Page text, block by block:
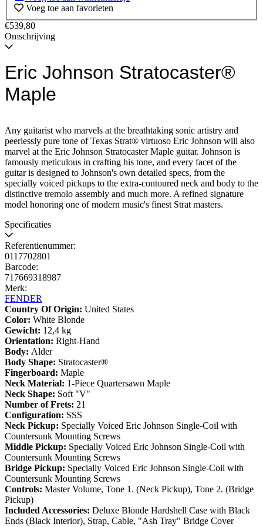
Voeg toe aan favorieten
€539,80
Omschrijving
Eric Johnson Stratocaster®
Maple
Any guitarist who marvels at the breathtaking sonic artistry and
peerlessly pure tone of Texas Strat® virtuoso Eric Johnson will also
marvel at the Eric Johnson Stratocaster Maple guitar. Johnson is
famously meticulous in crafting his tone, and every facet of the
guitar is designed to Johnson's own detailed specs, from the
specially voiced pickups to the extra-contoured neck and body to the
distinctive tremolo assembly and much more. A refined signature
model honoring one of modern music's finest Strat masters.
Specificaties
Referentienummer:
0117702801
Barcode:
717669318987
Merk:
FENDER
Country Of Origin: United States
Color: White Blonde
Gewicht: 12,4 kg
Orientation: Right-Hand
Body: Alder
Body Shape: Stratocaster®
Fingerboard: Maple
Neck Material: 1-Piece Quartersawn Maple
Neck Shape: Soft "V"
Number of Frets: 21
Configuration: SSS
Neck Pickup: Specially Voiced Eric Johnson Single-Coil with
Countersunk Mounting Screws
Middle Pickup: Specially Voiced Eric Johnson Single-Coil with
Countersunk Mounting Screws
Bridge Pickup: Specially Voiced Eric Johnson Single-Coil with
Countersunk Mounting Screws
Controls: Master Volume, Tone 1. (Neck Pickup), Tone 2. (Bridge
Pickup)
Included Accessories: Deluxe Blonde Hardshell Case with Black
Ends (Black Interior), Strap, Cable, "Ash Tray" Bridge Cover